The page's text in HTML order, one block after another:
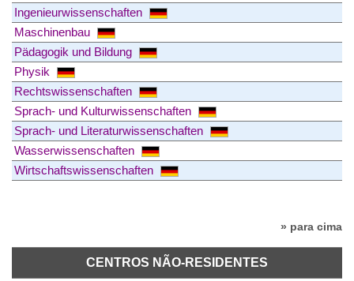
Ingenieurwissenschaften
Maschinenbau
Pädagogik und Bildung
Physik
Rechtswissenschaften
Sprach- und Kulturwissenschaften
Sprach- und Literaturwissenschaften
Wasserwissenschaften
Wirtschaftswissenschaften
» para cima
CENTROS NÃO-RESIDENTES